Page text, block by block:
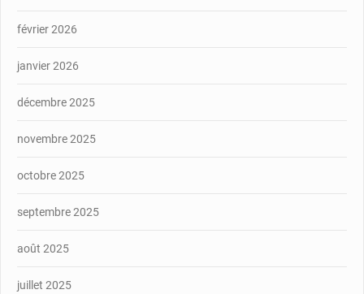
février 2026
janvier 2026
décembre 2025
novembre 2025
octobre 2025
septembre 2025
août 2025
juillet 2025